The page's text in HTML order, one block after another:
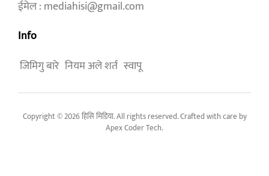
ईमेल : mediahisi@gmail.com
Info
जिमिगु बारे नियम अले शर्त स्वापू
Copyright © 2026 हिसि मिडिया. All rights reserved. Crafted with care by
Apex Coder Tech.